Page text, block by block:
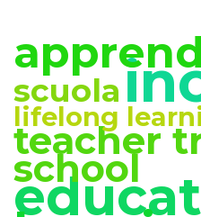
scuola
lifelong
teacher
school